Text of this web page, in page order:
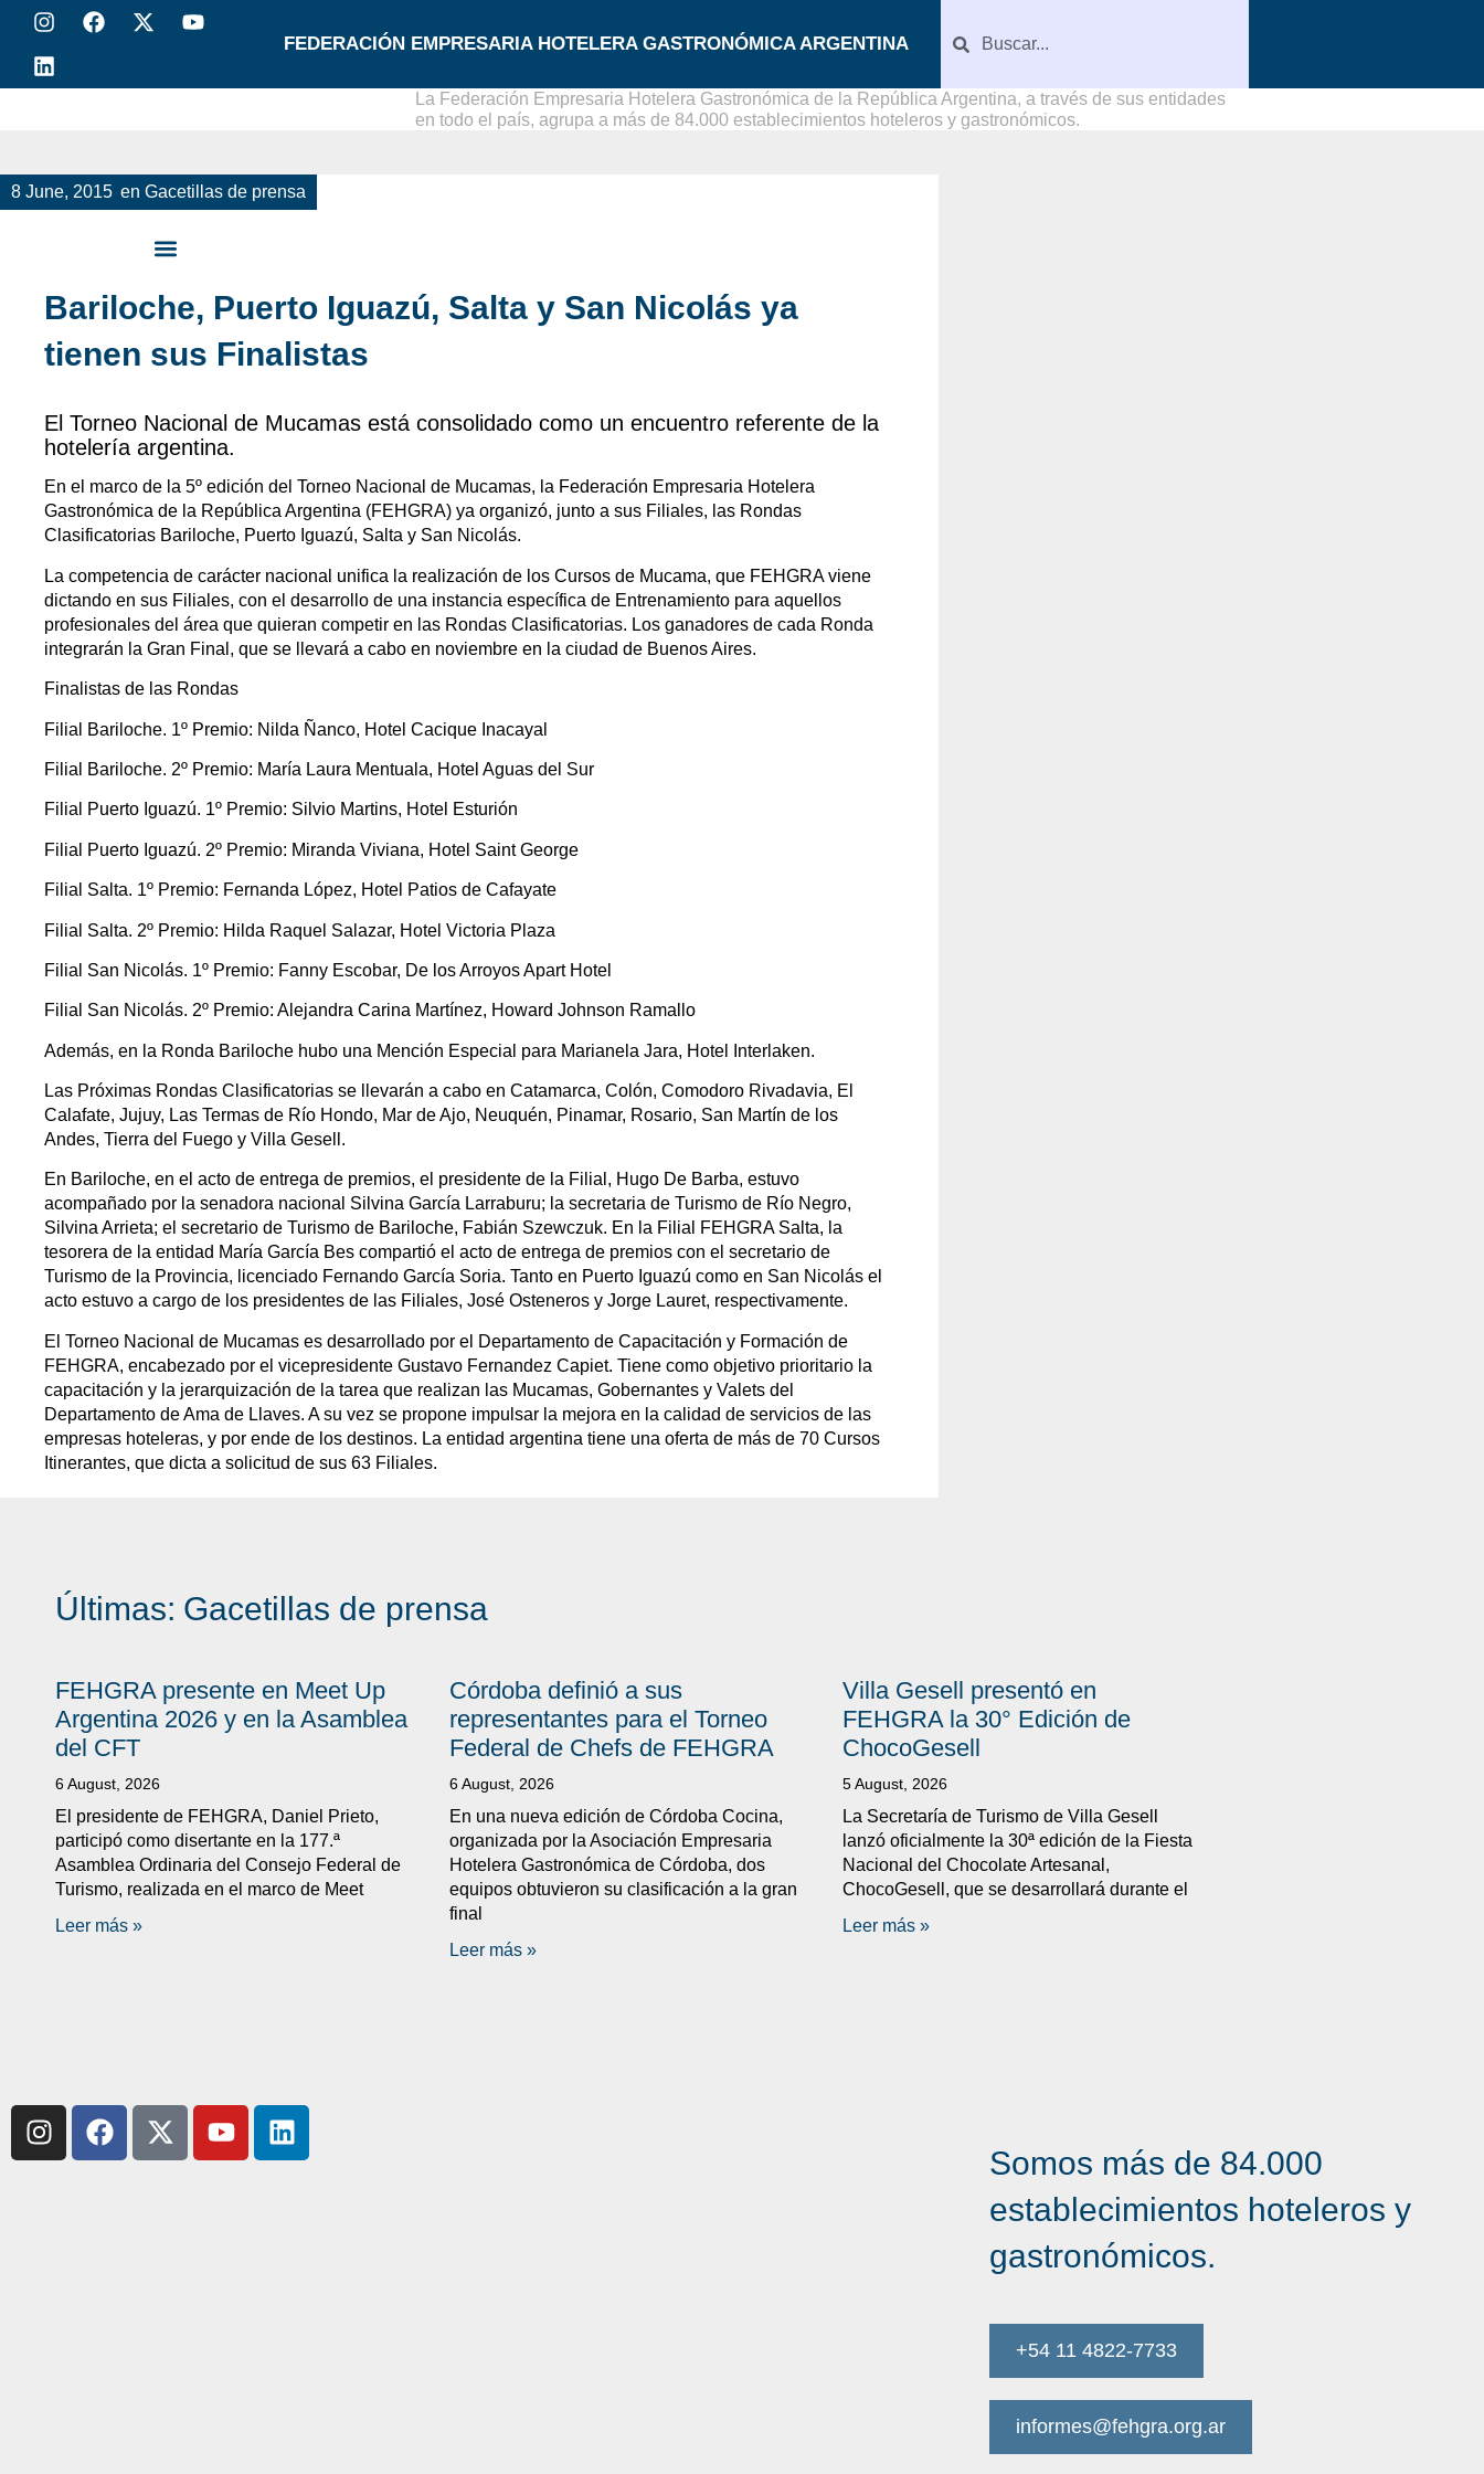
FEDERACIÓN EMPRESARIA HOTELERA GASTRONÓMICA ARGENTINA
La Federación Empresaria Hotelera Gastronómica de la República Argentina, a través de sus entidades
en todo el país, agrupa a más de 84.000 establecimientos hoteleros y gastronómicos.
8 June, 2015 en Gacetillas de prensa
Bariloche, Puerto Iguazú, Salta y San Nicolás ya
tienen sus Finalistas
El Torneo Nacional de Mucamas está consolidado como un encuentro referente de la
hotelería argentina.
En el marco de la 5º edición del Torneo Nacional de Mucamas, la Federación Empresaria Hotelera
Gastronómica de la República Argentina (FEHGRA) ya organizó, junto a sus Filiales, las Rondas
Clasificatorias Bariloche, Puerto Iguazú, Salta y San Nicolás.
La competencia de carácter nacional unifica la realización de los Cursos de Mucama, que FEHGRA viene
dictando en sus Filiales, con el desarrollo de una instancia específica de Entrenamiento para aquellos
profesionales del área que quieran competir en las Rondas Clasificatorias. Los ganadores de cada Ronda
integrarán la Gran Final, que se llevará a cabo en noviembre en la ciudad de Buenos Aires.
Finalistas de las Rondas
Filial Bariloche. 1º Premio: Nilda Ñanco, Hotel Cacique Inacayal
Filial Bariloche. 2º Premio: María Laura Mentuala, Hotel Aguas del Sur
Filial Puerto Iguazú. 1º Premio: Silvio Martins, Hotel Esturión
Filial Puerto Iguazú. 2º Premio: Miranda Viviana, Hotel Saint George
Filial Salta. 1º Premio: Fernanda López, Hotel Patios de Cafayate
Filial Salta. 2º Premio: Hilda Raquel Salazar, Hotel Victoria Plaza
Filial San Nicolás. 1º Premio: Fanny Escobar, De los Arroyos Apart Hotel
Filial San Nicolás. 2º Premio: Alejandra Carina Martínez, Howard Johnson Ramallo
Además, en la Ronda Bariloche hubo una Mención Especial para Marianela Jara, Hotel Interlaken.
Las Próximas Rondas Clasificatorias se llevarán a cabo en Catamarca, Colón, Comodoro Rivadavia, El
Calafate, Jujuy, Las Termas de Río Hondo, Mar de Ajo, Neuquén, Pinamar, Rosario, San Martín de los
Andes, Tierra del Fuego y Villa Gesell.
En Bariloche, en el acto de entrega de premios, el presidente de la Filial, Hugo De Barba, estuvo
acompañado por la senadora nacional Silvina García Larraburu; la secretaria de Turismo de Río Negro,
Silvina Arrieta; el secretario de Turismo de Bariloche, Fabián Szewczuk. En la Filial FEHGRA Salta, la
tesorera de la entidad María García Bes compartió el acto de entrega de premios con el secretario de
Turismo de la Provincia, licenciado Fernando García Soria. Tanto en Puerto Iguazú como en San Nicolás el
acto estuvo a cargo de los presidentes de las Filiales, José Osteneros y Jorge Lauret, respectivamente.
El Torneo Nacional de Mucamas es desarrollado por el Departamento de Capacitación y Formación de
FEHGRA, encabezado por el vicepresidente Gustavo Fernandez Capiet. Tiene como objetivo prioritario la
capacitación y la jerarquización de la tarea que realizan las Mucamas, Gobernantes y Valets del
Departamento de Ama de Llaves. A su vez se propone impulsar la mejora en la calidad de servicios de las
empresas hoteleras, y por ende de los destinos. La entidad argentina tiene una oferta de más de 70 Cursos
Itinerantes, que dicta a solicitud de sus 63 Filiales.
Últimas: Gacetillas de prensa
FEHGRA presente en Meet Up
Argentina 2026 y en la Asamblea
del CFT
6 August, 2026
El presidente de FEHGRA, Daniel Prieto,
participó como disertante en la 177.ª
Asamblea Ordinaria del Consejo Federal de
Turismo, realizada en el marco de Meet
Leer más »
Córdoba definió a sus
representantes para el Torneo
Federal de Chefs de FEHGRA
6 August, 2026
En una nueva edición de Córdoba Cocina,
organizada por la Asociación Empresaria
Hotelera Gastronómica de Córdoba, dos
equipos obtuvieron su clasificación a la gran
final
Leer más »
Villa Gesell presentó en
FEHGRA la 30° Edición de
ChocoGesell
5 August, 2026
La Secretaría de Turismo de Villa Gesell
lanzó oficialmente la 30ª edición de la Fiesta
Nacional del Chocolate Artesanal,
ChocoGesell, que se desarrollará durante el
Leer más »
Somos más de 84.000
establecimientos hoteleros y
gastronómicos.
+54 11 4822-7733
informes@fehgra.org.ar